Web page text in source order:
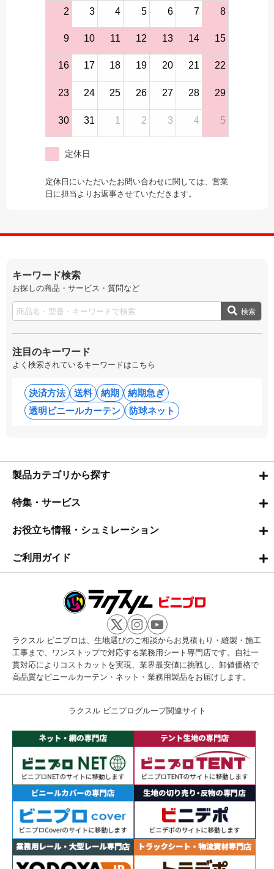
2 3 4 5 6 7 8
9 10 11 12 13 14 15
16 17 18 19 20 21 22
23 24 25 26 27 28 29
30 31 1 2 3 4 5
定休日
定休日にいただいたお問い合わせに関しては、営業
日に担当よりお返事させていただきます。
キーワード検索
お探しの商品・サービス・質問など
検索
注目のキーワード
よく検索されているキーワードはこちら
決済方法 送料 納期
納期急ぎ
透明ビニールカーテン
防球ネット
製品カテゴリから探す
特集・サービス
お役立ち情報・シュミレーション
ご利用ガイド
ラクスル ビニプロは、生地選びのご相談からお見積もり・縫製・施工
工事まで、ワンストップで対応する業務用シート専門店です。自社一
貫対応によりコストカットを実現、業界最安値に挑戦し、卸値価格で
高品質なビニールカーテン・ネット・業務用製品をお届けします。
ラクスル ビニプログループ関連サイト